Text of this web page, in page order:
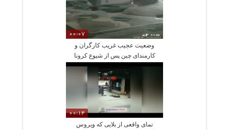
00:07
وضعیت عجیب غریب کارگران و
کارمندای چین پس از شیوع کرونا
00:14
نمای واقعی از بلایی که ویروس